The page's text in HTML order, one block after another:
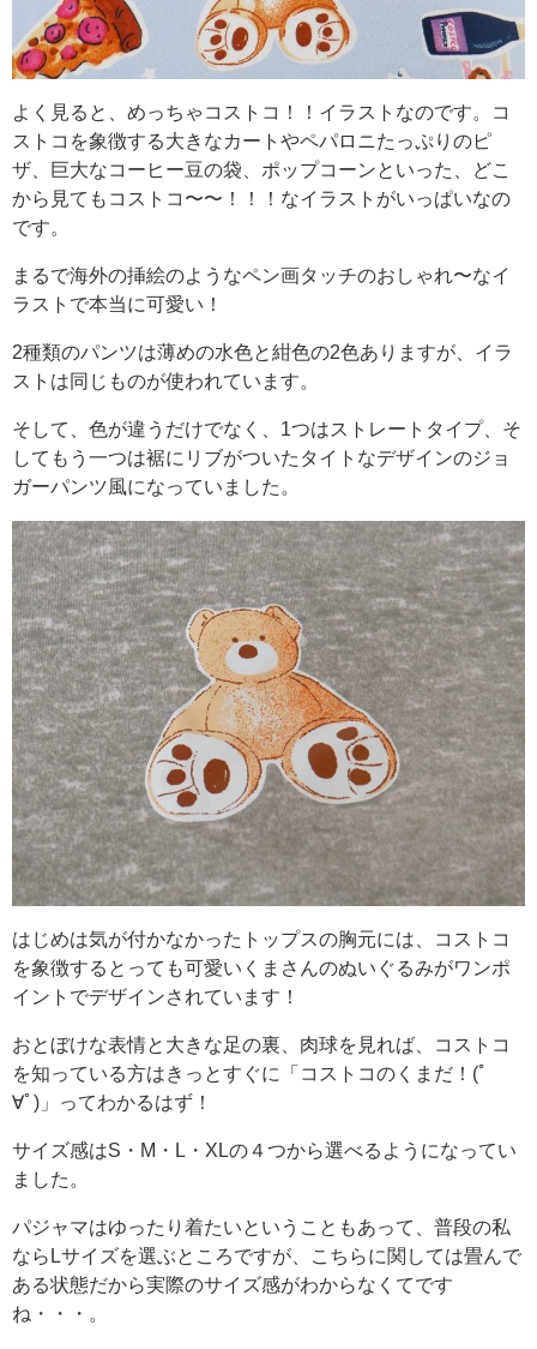
よく見ると、めっちゃコストコ！！イラストなのです。コ
ストコを象徴する大きなカートやペパロニたっぷりのピ
ザ、巨大なコーヒー豆の袋、ポップコーンといった、どこ
から見てもコストコ〜〜！！！なイラストがいっぱいなの
です。
まるで海外の挿絵のようなペン画タッチのおしゃれ〜なイ
ラストで本当に可愛い！
2種類のパンツは薄めの水色と紺色の2色ありますが、イラ
ストは同じものが使われています。
そして、色が違うだけでなく、1つはストレートタイプ、そ
してもう一つは裾にリブがついたタイトなデザインのジョ
ガーパンツ風になっていました。
はじめは気が付かなかったトップスの胸元には、コストコ
を象徴するとっても可愛いくまさんのぬいぐるみがワンポ
イントでデザインされています！
おとぼけな表情と大きな足の裏、肉球を見れば、コストコ
を知っている方はきっとすぐに「コストコのくまだ！(ﾟ
∀ﾟ)」ってわかるはず！
サイズ感はS・M・L・XLの４つから選べるようになってい
ました。
パジャマはゆったり着たいということもあって、普段の私
ならLサイズを選ぶところですが、こちらに関しては畳んで
ある状態だから実際のサイズ感がわからなくてです
ね・・・。